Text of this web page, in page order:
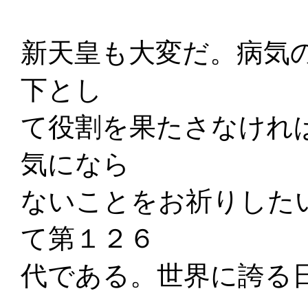
新天皇も大変だ。病気
下とし
て役割を果たさなけれ
気になら
ないことをお祈りした
て第１２６
代である。世界に誇る